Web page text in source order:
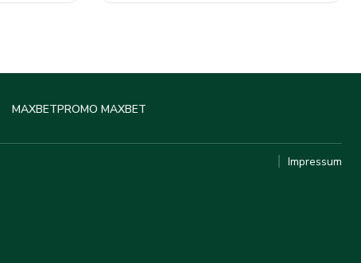
MAXBETPROMO MAXBET
Impressum